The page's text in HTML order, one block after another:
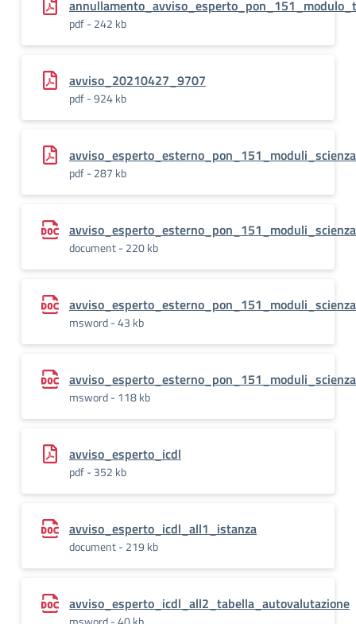
pdf - 242 kb
avviso_20210427_9707
pdf - 924 kb
pdf - 287 kb
document - 220 kb
msword - 43 kb
msword - 118 kb
avviso_esperto_icdl
pdf - 352 kb
avviso_esperto_icdl_all1_istanza
document - 219 kb
avviso_esperto_icdl_all2_tabella_autovalutazione